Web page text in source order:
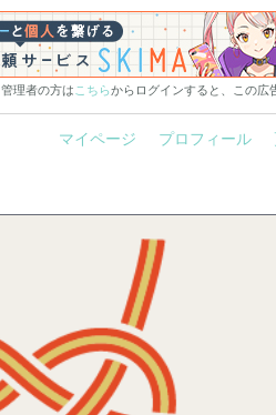
理者の方は こちらからログインすると、この広
マイページ プロフィール